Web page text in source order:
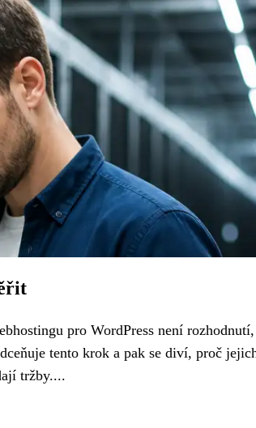
pro WordPress není
tento krok a pak se diví, proč
tržby....